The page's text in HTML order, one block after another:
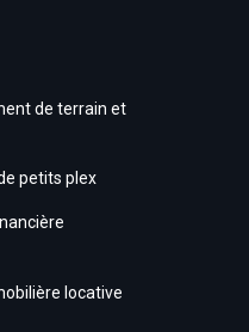
de terrain et
petits plex
locative